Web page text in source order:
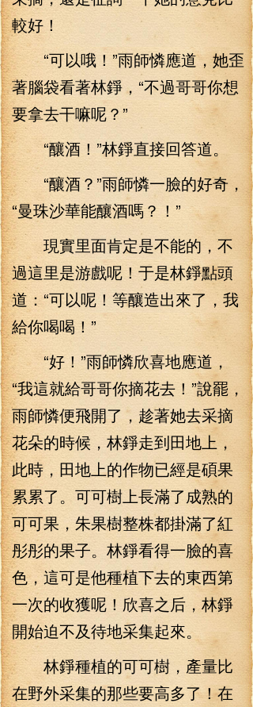
較好！
“可以哦！”雨師憐應道，她歪
著腦袋看著林錚，“不過哥哥你想
要拿去干嘛呢？”
“釀酒！”林錚直接回答道。
“釀酒？”雨師憐一臉的好奇，
“曼珠沙華能釀酒嗎？！”
現實里面肯定是不能的，不
過這里是游戲呢！于是林錚點頭
道：“可以呢！等釀造出來了，我
給你喝喝！”
“好！”雨師憐欣喜地應道，
“我這就給哥哥你摘花去！”說罷，
雨師憐便飛開了，趁著她去采摘
花朵的時候，林錚走到田地上，
此時，田地上的作物已經是碩果
累累了。可可樹上長滿了成熟的
可可果，朱果樹整株都掛滿了紅
彤彤的果子。林錚看得一臉的喜
色，這可是他種植下去的東西第
一次的收獲呢！欣喜之后，林錚
開始迫不及待地采集起來。
林錚種植的可可樹，產量比
在野外采集的那些要高多了！在